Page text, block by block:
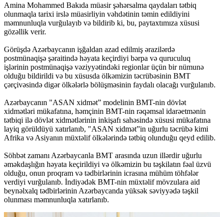
Amina Mohammed Bakıda müasir şəhərsalma qaydaları tətbiq
olunmaqla tarixi irslə müasirliyin vəhdətinin təmin edildiyini
məmnunluqla vurğulayıb və bildirib ki, bu, paytaxtımıza xüsusi
gözəllik verir.
Görüşdə Azərbaycanın işğaldan azad edilmiş ərazilərdə
postmünaqişə şəraitində həyata keçirdiyi bərpa və quruculuq
işlərinin postmünaqişə vəziyyətindəki regionlar üçün bir nümunə
olduğu bildirildi və bu xüsusda ölkəmizin təcrübəsinin BMT
çərçivəsində digər ölkələrlə bölüşməsinin faydalı olacağı vurğulanıb.
Azərbaycanın "ASAN xidmət” modelinin BMT-nin dövlət
xidmətləri mükafatına, həmçinin BMT-nin rəqəmsal idarəetmənin
tətbiqi ilə dövlət xidmətlərinin inkişafı sahəsində xüsusi mükafatına
layiq görüldüyü xatırlanıb, "ASAN xidmət”in uğurlu təcrübə kimi
Afrika və Asiyanın müxtəlif ölkələrində tətbiq olunduğu qeyd edilib.
Söhbət zamanı Azərbaycanla BMT arasında uzun illərdir uğurlu
əməkdaşlığın həyata keçirildiyi və ölkəmizin bu təşkilatın fəal üzvü
olduğu, onun proqram və tədbirlərinin icrasına mühüm töhfələr
verdiyi vurğulanıb. İndiyədək BMT-nin müxtəlif mövzulara aid
beynəlxalq tədbirlərinin Azərbaycanda yüksək səviyyədə təşkil
olunması məmnunluqla xatırlanıb.